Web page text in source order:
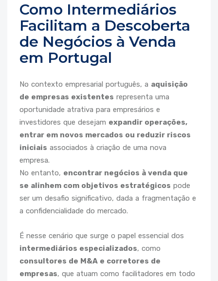
Como Intermediários
Facilitam a Descoberta
de Negócios à Venda
em Portugal
No contexto empresarial português, a aquisição
de empresas existentes representa uma
oportunidade atrativa para empresários e
investidores que desejam expandir operações,
entrar em novos mercados ou reduzir riscos
iniciais associados à criação de uma nova
empresa.
No entanto, encontrar negócios à venda que
se alinhem com objetivos estratégicos pode
ser um desafio significativo, dada a fragmentação e
a confidencialidade do mercado.
É nesse cenário que surge o papel essencial dos
intermediários especializados, como
consultores de M&A e corretores de
empresas, que atuam como facilitadores em todo